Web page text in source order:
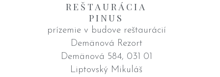
REŠTAURÁCIA
PINUS
prízemie v budove reštaurácií
Demänová Rezort
Demänová 584, 031 01
Liptovský Mikuláš